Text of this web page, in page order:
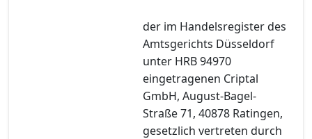
der im Handelsregister des
Amtsgerichts Düsseldorf
unter HRB 94970
eingetragenen Criptal
GmbH, August-Bagel-
Straße 71, 40878 Ratingen,
gesetzlich vertreten durch